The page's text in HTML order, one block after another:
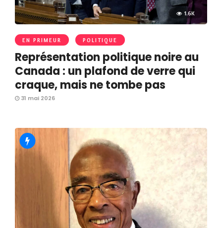
1.6K
EN PRIMEUR POLITIQUE
Représentation politique noire au
Canada : un plafond de verre qui
craque, mais ne tombe pas
31 mai 2026